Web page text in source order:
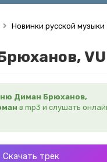
Новинки русской музыки
Диман Брюханов,
в mp3 и слушать
Скачать трек